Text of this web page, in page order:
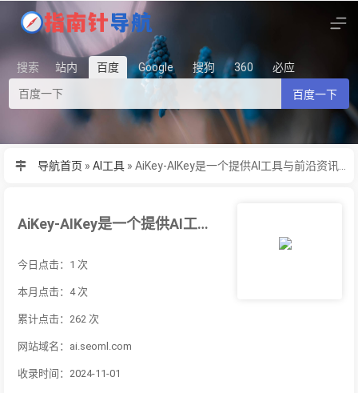
搜索 站内 百度 Google 搜狗 360 必应
百度一下
导航首页 » AI工具 »
AiKey-AIKey是一个提供AI工具与前沿资讯的网站，你可以在这里找
今日点击：1 次
本月点击：4 次
累计点击：262 次
网站域名：ai.seoml.com
收录时间：2024-11-01